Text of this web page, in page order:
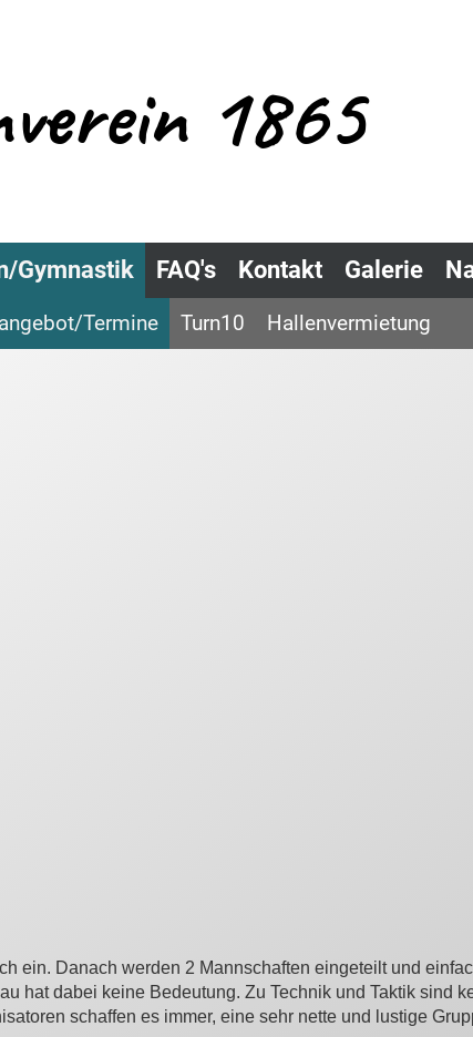
1865
Gymnastik FAQ's Kontakt Galerie
Termine Turn10 Hallenvermietung
ein. Danach werden 2 Mannschaften eingeteilt und
hat dabei keine Bedeutung. Zu Technik und Taktik sind
schaffen es immer, eine sehr nette und lustige